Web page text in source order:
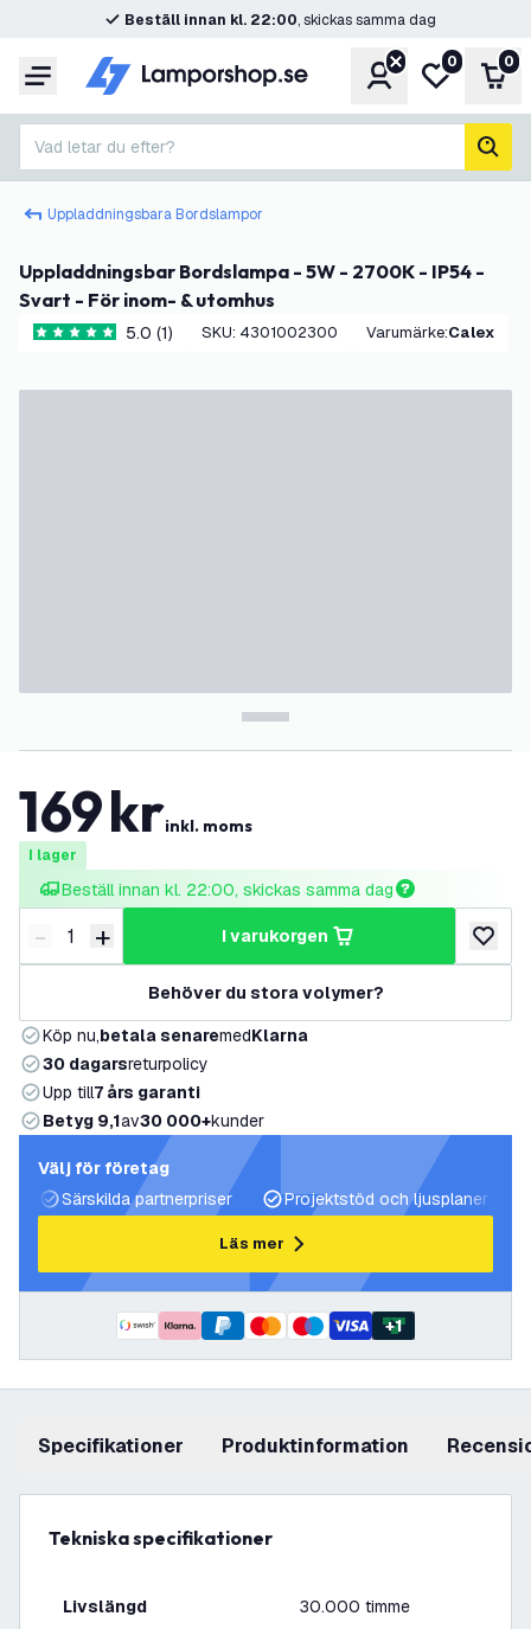
Beställ innan kl. 22:00, skickas samma dag
Meny KontoMin0 0
Vad letar du efter?
sök
Uppladdningsbara Bordslampor
Uppladdningsbar Bordslampa - 5W - 2700K - IP54 -
Svart - För inom- & utomhus
5 stjärnbetyg5.0 (1) SKU: 4301002300 Varumärke: Calex
169krinkl. moms
I lager
Beställ innan kl. 22:00, skickas samma dag
Minska antal
- Öka antal
+ i varukorgen
lägg
Behöver du stora volymer?
Köp nu,betala senaremedKlarna
30 dagarsreturpolicy
Upp till7 års garanti
Betyg 9,1av30 000+kunder
Välj för företag
Särskilda partnerpriser
Projektstöd och ljusplaner
Läs mer
+1
Specifikationer produktinformation
Tekniska specifikationer
Livslängd 30.000 timme